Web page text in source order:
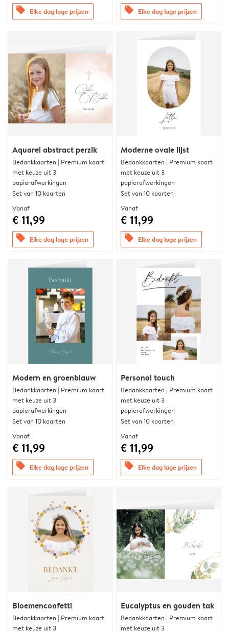
offers Elke dag lage prijzen offers Elke dag lage prijzen
Aquarel abstract perzik
Bedankkaarten | Premium kaart
met keuze uit 3
papierafwerkingen
Set van 10 kaarten
Vanaf
€ 11,99
offers Elke dag lage prijzen
Moderne ovale lijst
Bedankkaarten | Premium kaart
met keuze uit 3
papierafwerkingen
Set van 10 kaarten
Vanaf
€ 11,99
offers Elke dag lage prijzen
Modern en groenblauw
Bedankkaarten | Premium kaart
met keuze uit 3
papierafwerkingen
Set van 10 kaarten
Vanaf
€ 11,99
offers Elke dag lage prijzen
Personal touch
Bedankkaarten | Premium kaart
met keuze uit 3
papierafwerkingen
Set van 10 kaarten
Vanaf
€ 11,99
offers Elke dag lage prijzen
Bloemenconfetti
Bedankkaarten | Premium kaart
met keuze uit 3
Eucalyptus en gouden tak
Bedankkaarten | Premium kaart
met keuze uit 3